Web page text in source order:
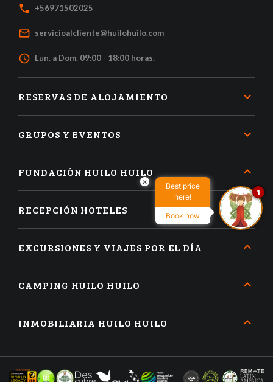
local_phone +56971502025
mail_outline servicioalcliente@huilohuilo.com
access_time Lun. a Dom. 09:00 - 18:00 horas.
RESERVAS DE ALOJAMIENTO
GRUPOS Y EVENTOS
FUNDACIÓN HUILO HUILO
RECEPCIÓN HOTELES
EXCURSIONES Y VIAJES POR EL DÍA
CAMPING HUILO HUILO
INMOBILIARIA HUILO HUILO
×
Best price
here!
Book now
1